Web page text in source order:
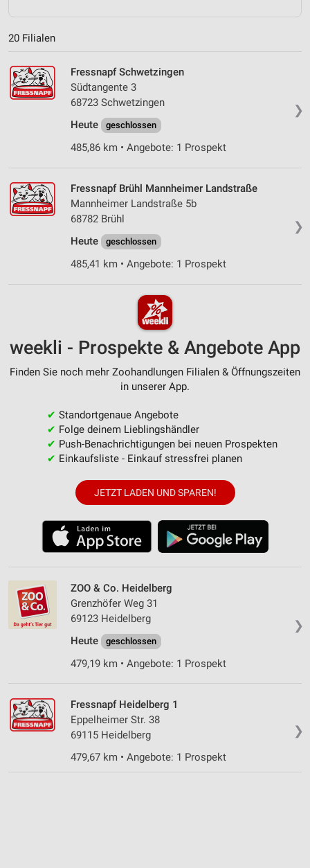
20 Filialen
❯
Fressnapf Schwetzingen
Südtangente 3
68723 Schwetzingen
Heute
geschlossen
485,86 km • Angebote: 1 Prospekt
❯
Fressnapf Brühl Mannheimer Landstraße
Mannheimer Landstraße 5b
68782 Brühl
Heute
geschlossen
485,41 km • Angebote: 1 Prospekt
weekli - Prospekte & Angebote App
Finden Sie noch mehr Zoohandlungen Filialen & Öffnungszeiten
in unserer App.
✔ Standortgenaue Angebote
✔ Folge deinem Lieblingshändler
✔ Push-Benachrichtigungen bei neuen Prospekten
✔ Einkaufsliste - Einkauf stressfrei planen
JETZT LADEN UND SPAREN!
❯
ZOO & Co. Heidelberg
Grenzhöfer Weg 31
69123 Heidelberg
Heute
geschlossen
479,19 km • Angebote: 1 Prospekt
❯
Fressnapf Heidelberg 1
Eppelheimer Str. 38
69115 Heidelberg
479,67 km • Angebote: 1 Prospekt